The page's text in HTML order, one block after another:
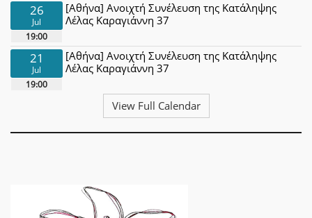
26
Jul
19:00
[Αθήνα] Ανοιχτή Συνέλευση της Κατάληψης
Λέλας Καραγιάννη 37
21
Jul
19:00
[Αθήνα] Ανοιχτή Συνέλευση της Κατάληψης
Λέλας Καραγιάννη 37
View Full Calendar